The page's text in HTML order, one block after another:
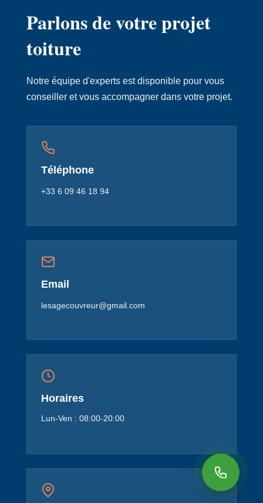
Parlons de votre projet
toiture
Notre équipe d'experts est disponible pour vous
conseiller et vous accompagner dans votre projet.
Téléphone
+33 6 09 46 18 94
Email
lesagecouvreur@gmail.com
Horaires
Lun-Ven : 08:00-20:00